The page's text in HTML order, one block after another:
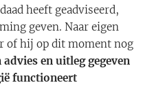
heeft geadviseerd,
geven. Naar eigen
of hij op dit moment nog
advies en uitleg gegeven
functioneert